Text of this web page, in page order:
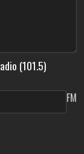
(101.5)
FM